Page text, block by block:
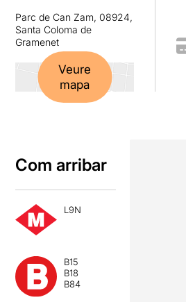
Parc de Can Zam, 08924,
Santa Coloma de
Gramenet
Veure
mapa
Com arribar
L9N
B15
B18
B84